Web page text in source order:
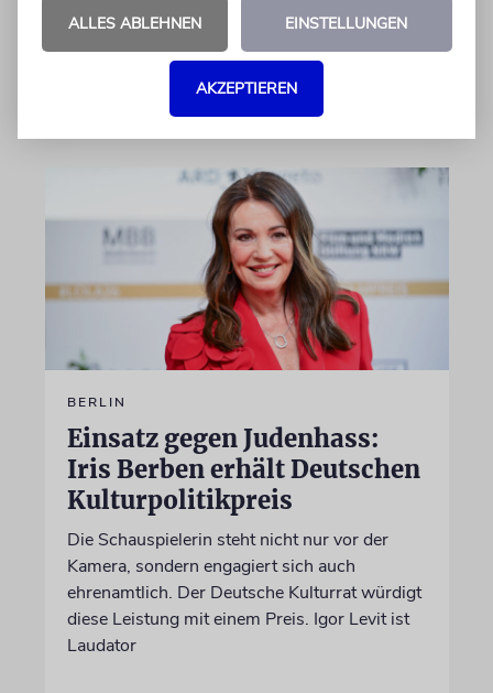
im Wortlaut
von Felix Schotland
BERLIN
Einsatz gegen Judenhass:
Iris Berben erhält Deutschen
Kulturpolitikpreis
Die Schauspielerin steht nicht nur vor der
Kamera, sondern engagiert sich auch
ehrenamtlich. Der Deutsche Kulturrat würdigt
diese Leistung mit einem Preis. Igor Levit ist
Laudator
ALLES ABLEHNEN EINSTELLUNGEN
AKZEPTIEREN